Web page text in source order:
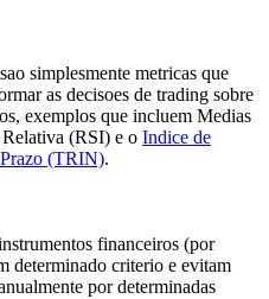
simplesmente metricas que
as decisoes de trading sobre
exemplos que incluem Medias
(RSI) e o Indice de
(TRIN).
financeiros (por
determinado criterio e evitam
por determinadas